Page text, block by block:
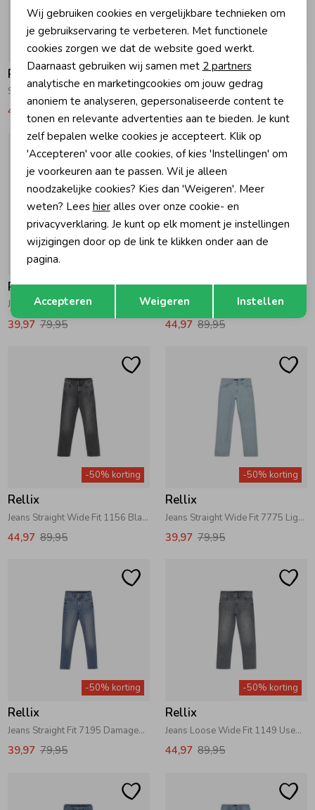
-50% korting
Rellix
Spijkerbroek Loose Tapered Fit 1149 Used Grey Denim
44,97
-50% korting
Rellix
39,97 79,95
Rellix
Jeans Straight Wide Fit 7166 Used Light Denim
39,97 79,95
Rellix
44,97 89,95
-50% korting
Rellix
Jeans Straight Wide Fit 1156 Black Denim
44,97 89,95
-50% korting
Rellix
Jeans Straight Wide Fit 7775 Light Denim Blue
39,97 79,95
-50% korting
Rellix
Jeans Straight Fit 7195 Damaged Medium Denim
39,97 79,95
-50% korting
Rellix
Jeans Loose Wide Fit 1149 Used Grey Denim
44,97 89,95
Personalisatie cookies
Analytische cookies
Marketing cookies
Terug Opslaan
Wij gebruiken cookies en vergelijkbare technieken om
je gebruikservaring te verbeteren. Met functionele
cookies zorgen we dat de website goed werkt.
Daarnaast gebruiken wij samen met 2 partners
analytische en marketingcookies om jouw gedrag
anoniem te analyseren, gepersonaliseerde content te
tonen en relevante advertenties aan te bieden. Je kunt
zelf bepalen welke cookies je accepteert. Klik op
'Accepteren' voor alle cookies, of kies 'Instellingen' om
je voorkeuren aan te passen. Wil je alleen
noodzakelijke cookies? Kies dan 'Weigeren'. Meer
weten? Lees hieralles over onze cookie- en
privacyverklaring. Je kunt op elk moment je instellingen
wijzigingen door op de link te klikken onder aan de
pagina.
Accepteren Weigeren Instellen